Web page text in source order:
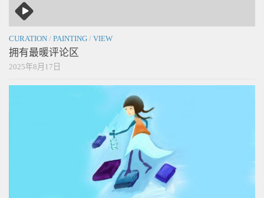
CURATION / PAINTING / VIEW
拥有最暖评论区
2025年8月17日